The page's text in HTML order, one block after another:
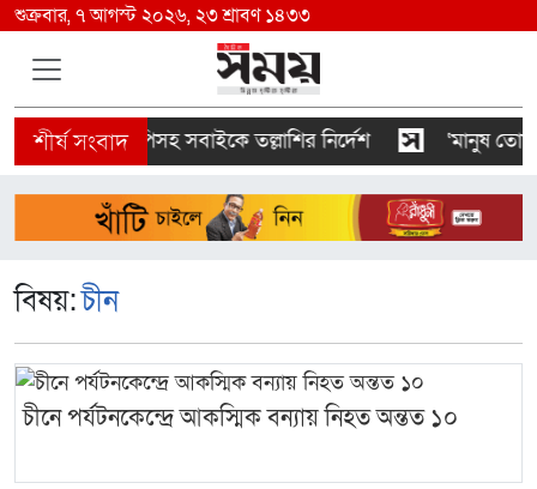
শুক্রবার, ৭ আগস্ট ২০২৬, ২৩ শ্রাবণ ১৪৩৩
সিআইপিসহ সবাইকে তল্লাশির নির্দেশ ‘মানুষ তোমাকে
বিষয়:চীন
চীনে পর্যটনকেন্দ্রে আকস্মিক বন্যায় নিহত অন্তত ১০